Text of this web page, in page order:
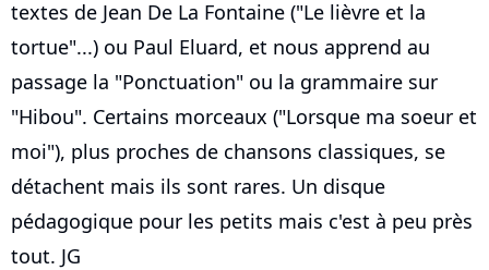
textes de Jean De La Fontaine ("Le lièvre et la
tortue"...) ou Paul Eluard, et nous apprend au
passage la "Ponctuation" ou la grammaire sur
"Hibou". Certains morceaux ("Lorsque ma soeur et
moi"), plus proches de chansons classiques, se
détachent mais ils sont rares. Un disque
pédagogique pour les petits mais c'est à peu près
tout. JG